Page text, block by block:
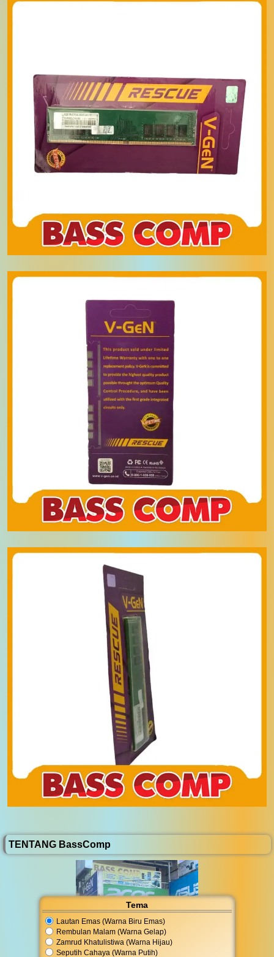
Tema
Lautan Emas (Warna Biru Emas)
Rembulan Malam (Warna Gelap)
Zamrud Khatulistiwa (Warna Hijau)
Seputih Cahaya (Warna Putih)
TENTANG BassComp